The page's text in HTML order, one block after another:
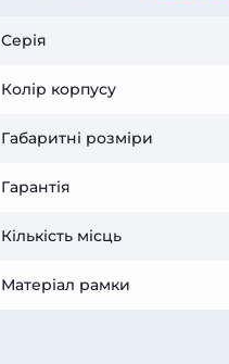
Серія
Колір корпусу
Габаритні розміри
Гарантія
Кількість місць
Матеріал рамки